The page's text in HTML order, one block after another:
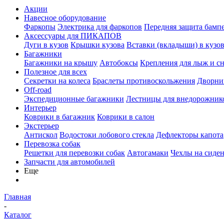
Акции
Навесное оборудование
Фаркопы Электрика для фаркопов Передняя защита
Аксессуары для ПИКАПОВ
Дуги в кузов Крышки кузова Вставки (вкладыши) в кузов
Багажники
Багажники на крышу Автобоксы Крепления для лыж и
Полезное для всех
Секретки на колеса Браслеты противоскольжения
Off-road
Экспедиционные багажники Лестницы для
Интерьер
Коврики в багажник Коврики в салон
Экстерьер
Антискол Водостоки лобового стекла Дефлекторы капота
Перевозка собак
Решетки для перевозки собак Автогамаки Чехлы на
Запчасти для автомобилей
Еще
Главная
-
Каталог